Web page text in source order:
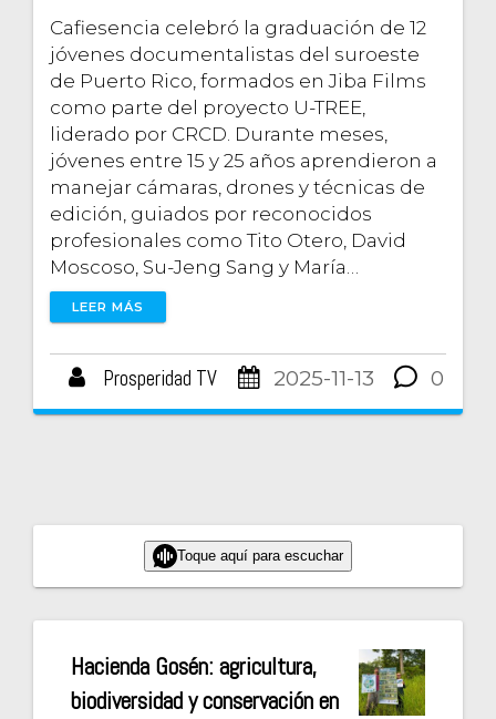
Cafiesencia celebró la graduación de 12
jóvenes documentalistas del suroeste
de Puerto Rico, formados en Jiba Films
como parte del proyecto U-TREE,
liderado por CRCD. Durante meses,
jóvenes entre 15 y 25 años aprendieron a
manejar cámaras, drones y técnicas de
edición, guiados por reconocidos
profesionales como Tito Otero, David
Moscoso, Su-Jeng Sang y María…
LEER MÁS
Prosperidad TV 2025-11-13 0
Toque aquí para escuchar
Hacienda Gosén: agricultura,
biodiversidad y conservación en